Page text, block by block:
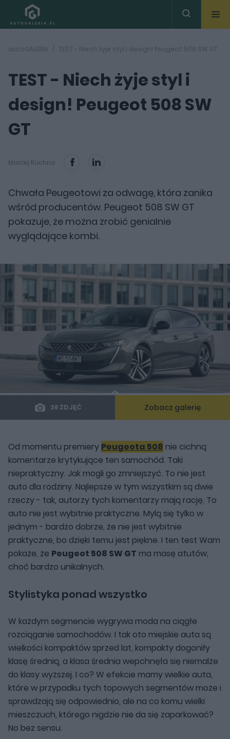
autoGALERIA TEST - Niech żyje styl i design! Peugeot 508 SW GT
TEST - Niech żyje styl i
design! Peugeot 508 SW
GT
Maciej Kuchno
Chwała Peugeotowi za odwagę, która zanika
wśród producentów. Peugeot 508 SW GT
pokazuje, że można zrobić genialnie
wyglądające kombi.
36 ZDJĘĆ Zobacz galerię
Od momentu premiery Peugeota 508 nie cichną
komentarze krytykujące ten samochód. Taki
niepraktyczny. Jak mogli go zmniejszyć. To nie jest
auto dla rodziny. Najlepsze w tym wszystkim są dwie
rzeczy - tak, autorzy tych komentarzy mają rację. To
auto nie jest wybitnie praktyczne. Mylą się tylko w
jednym - bardzo dobrze, że nie jest wybitnie
praktyczne, bo dzięki temu jest piękne. I ten test Wam
pokaże, że Peugeot 508 SW GT ma masę atutów,
choć bardzo unikalnych.
Stylistyka ponad wszystko
W każdym segmencie wygrywa moda na ciągłe
rozciąganie samochodów. I tak oto miejskie auta są
wielkości kompaktów sprzed lat, kompakty dogoniły
klasę średnią, a klasa średnia wepchnęła się niemalże
do klasy wyższej. I co? W efekcie mamy wielkie auta,
które w przypadku tych topowych segmentów może i
sprawdzają się odpowiednio, ale na co komu wielki
mieszczuch, którego nigdzie nie da się zaparkować?
No bez sensu.